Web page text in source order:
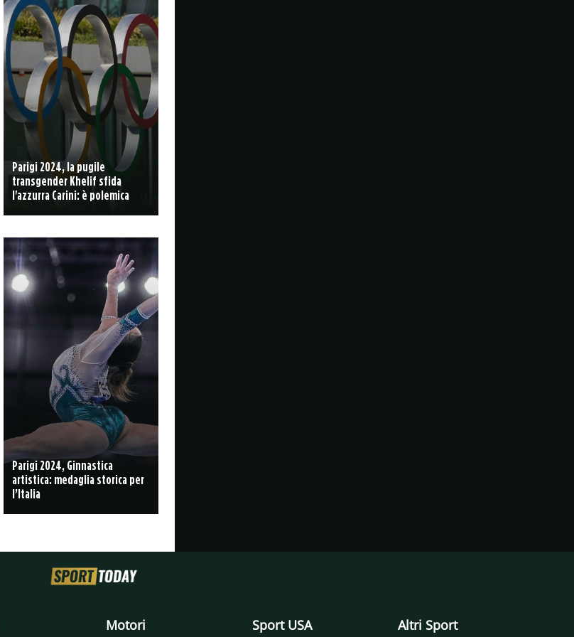
Parigi 2024, la pugile
transgender Khelif sfida
l'azzurra Carini: è polemica
Parigi 2024, Ginnastica
artistica: medaglia storica per
l’Italia
Motori Sport USA Altri Sport